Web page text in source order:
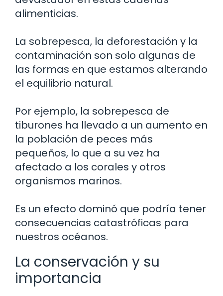
alimenticias.
La sobrepesca, la deforestación y la
contaminación son solo algunas de
las formas en que estamos alterando
el equilibrio natural.
Por ejemplo, la sobrepesca de
tiburones ha llevado a un aumento en
la población de peces más
pequeños, lo que a su vez ha
afectado a los corales y otros
organismos marinos.
Es un efecto dominó que podría tener
consecuencias catastróficas para
nuestros océanos.
La conservación y su
importancia